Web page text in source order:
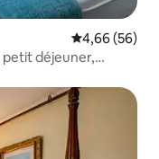
Évaluation
4,66 (56)
petit déjeuner,